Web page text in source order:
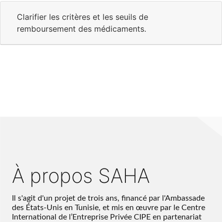
Clarifier les critères et les seuils de
remboursement des médicaments.
À propos SAHA
Il s'agit d'un projet de trois ans, financé par l'Ambassade
des États-Unis en Tunisie, et mis en œuvre par le Centre
International de l’Entreprise Privée CIPE en partenariat